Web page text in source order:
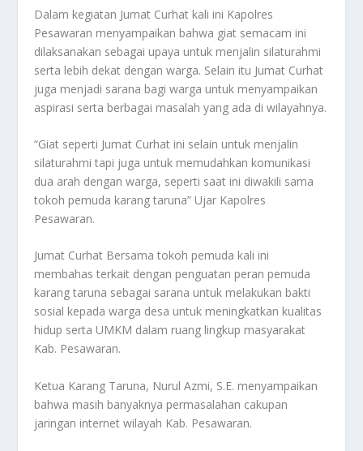
Dalam kegiatan Jumat Curhat kali ini Kapolres
Pesawaran menyampaikan bahwa giat semacam ini
dilaksanakan sebagai upaya untuk menjalin silaturahmi
serta lebih dekat dengan warga. Selain itu Jumat Curhat
juga menjadi sarana bagi warga untuk menyampaikan
aspirasi serta berbagai masalah yang ada di wilayahnya.
“Giat seperti Jumat Curhat ini selain untuk menjalin
silaturahmi tapi juga untuk memudahkan komunikasi
dua arah dengan warga, seperti saat ini diwakili sama
tokoh pemuda karang taruna” Ujar Kapolres
Pesawaran.
Jumat Curhat Bersama tokoh pemuda kali ini
membahas terkait dengan penguatan peran pemuda
karang taruna sebagai sarana untuk melakukan bakti
sosial kepada warga desa untuk meningkatkan kualitas
hidup serta UMKM dalam ruang lingkup masyarakat
Kab. Pesawaran.
Ketua Karang Taruna, Nurul Azmi, S.E. menyampaikan
bahwa masih banyaknya permasalahan cakupan
jaringan internet wilayah Kab. Pesawaran.